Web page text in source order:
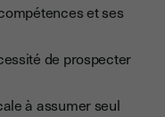
et ses
de prospecter
à assumer seul